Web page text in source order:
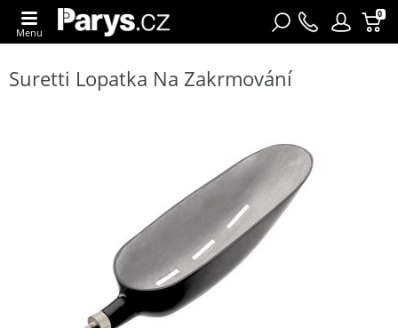
0
Menu
Suretti Lopatka Na Zakrmování